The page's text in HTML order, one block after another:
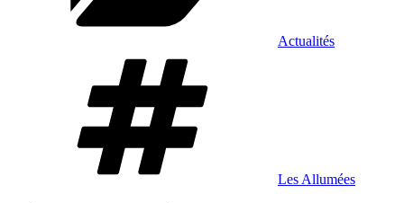
Actualités
Les Allumées